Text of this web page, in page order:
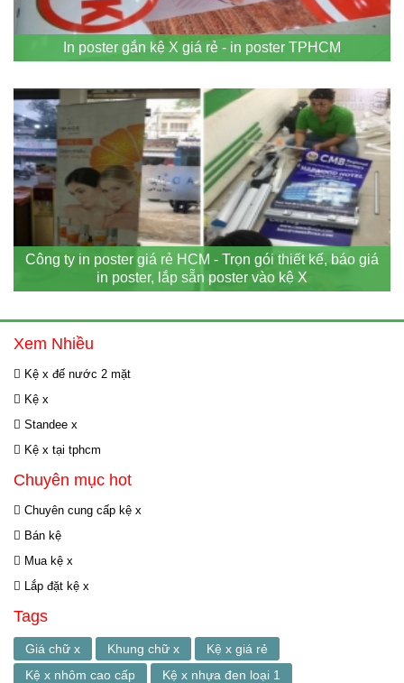
In poster gắn kệ X giá rẻ - in poster TPHCM
Công ty in poster giá rẻ HCM - Trọn gói thiết kế, báo giá
in poster, lắp sẵn poster vào kệ X
Xem Nhiều
Kệ x đế nước 2 mặt
Kệ x
Standee x
Kệ x tại tphcm
Chuyên mục hot
Chuyên cung cấp kệ x
Bán kệ
Mua kệ x
Lắp đặt kệ x
Tags
Giá chữ x Khung chữ x
Kệ x giá rẻ
Kệ x nhôm cao cấp
Kệ x nhựa đen loại 1